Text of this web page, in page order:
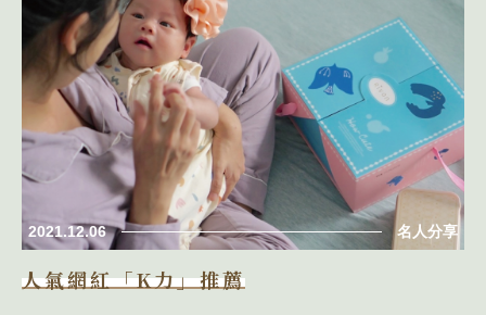
2021.12.06 名人分享
人氣網紅「K力」推薦